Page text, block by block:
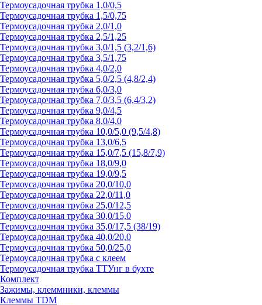
Термоусадочная трубка 1,0/0,5
Термоусадочная трубка 1,5/0,75
Термоусадочная трубка 2,0/1,0
Термоусадочная трубка 2,5/1,25
Термоусадочная трубка 3,0/1,5 (3,2/1,6)
Термоусадочная трубка 3,5/1,75
Термоусадочная трубка 4,0/2,0
Термоусадочная трубка 5,0/2,5 (4,8/2,4)
Термоусадочная трубка 6,0/3,0
Термоусадочная трубка 7,0/3,5 (6,4/3,2)
Термоусадочная трубка 9,0/4,5
Термоусадочная трубка 8,0/4,0
Термоусадочная трубка 10,0/5,0 (9,5/4,8)
Термоусадочная трубка 13,0/6,5
Термоусадочная трубка 15,0/7,5 (15,8/7,9)
Термоусадочная трубка 18,0/9,0
Термоусадочная трубка 19,0/9,5
Термоусадочная трубка 20,0/10,0
Термоусадочная трубка 22,0/11,0
Термоусадочная трубка 25,0/12,5
Термоусадочная трубка 30,0/15,0
Термоусадочная трубка 35,0/17,5 (38/19)
Термоусадочная трубка 40,0/20,0
Термоусадочная трубка 50,0/25,0
Термоусадочная трубка с клеем
Термоусадочная трубка ТТУнг в бухте
Комплект
Зажимы, клеммники, клеммы
Клеммы TDM